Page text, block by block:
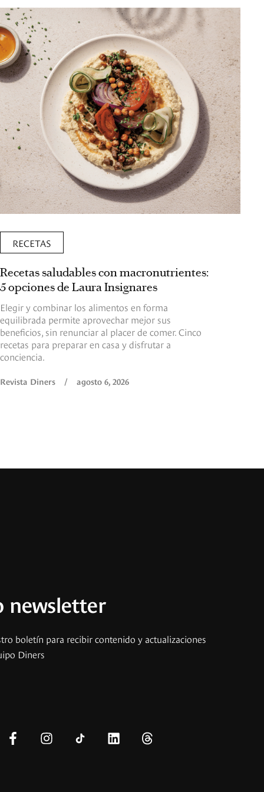
RECETAS
Recetas saludables con macronutrientes:
5 opciones de Laura Insignares
Elegir y combinar los alimentos en forma
equilibrada permite aprovechar mejor sus
beneficios, sin renunciar al placer de comer. Cinco
recetas para preparar en casa y disfrutar a
conciencia.
Revista Diners / agosto 6, 2026
newsletter
boletín para recibir contenido y actualizaciones
Diners